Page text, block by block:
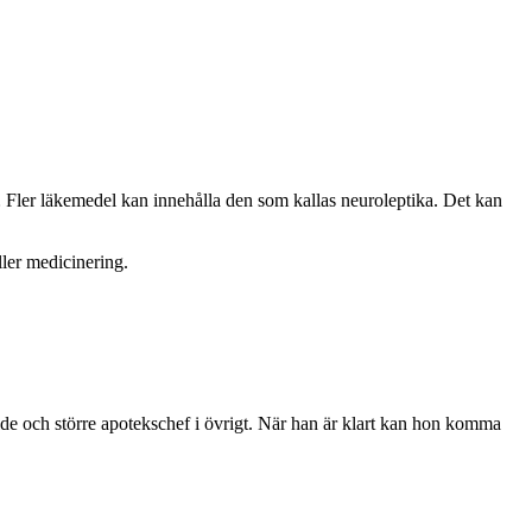
läkemedel kan innehålla den som kallas neuroleptika. Det kan
medicinering.
och större apotekschef i övrigt. När han är klart kan hon komma